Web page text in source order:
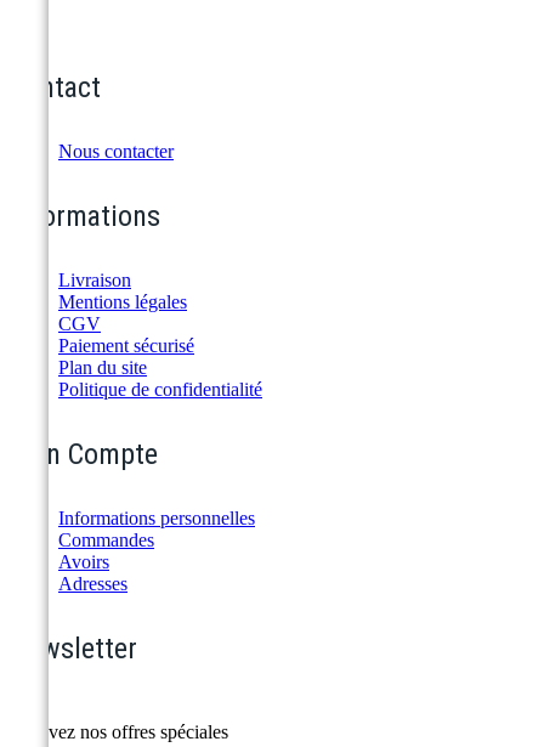
Contact
Nous contacter
Informations
Livraison
Mentions légales
CGV
Paiement sécurisé
Plan du site
Politique de confidentialité
Mon Compte
Informations personnelles
Commandes
Avoirs
Adresses
Newsletter
Recevez nos offres spéciales